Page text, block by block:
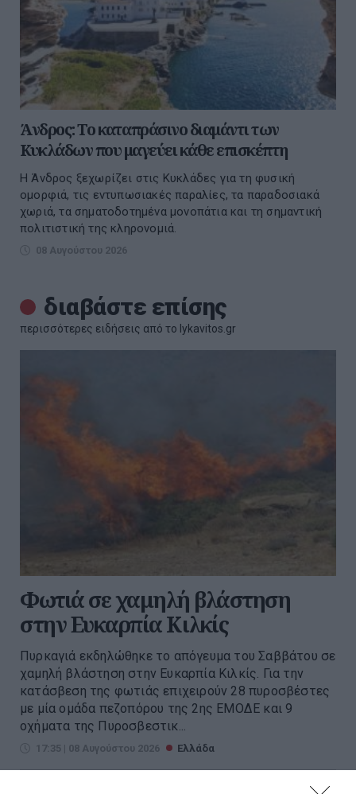
Άνδρος: Το καταπράσινο διαμάντι των
Κυκλάδων που μαγεύει κάθε επισκέπτη
Η Άνδρος ξεχωρίζει στις Κυκλάδες για τη φυσική
ομορφιά, τις εντυπωσιακές παραλίες, τα παραδοσιακά
χωριά, τα σηματοδοτημένα μονοπάτια και τη σημαντική
πολιτιστική της κληρονομιά.
08 Αυγούστου 2026
διαβάστε επίσης
περισσότερες ειδήσεις από το lykavitos.gr
Φωτιά σε χαμηλή βλάστηση
στην Ευκαρπία Κιλκίς
Πυρκαγιά εκδηλώθηκε το απόγευμα του Σαββάτου σε
χαμηλή βλάστηση στην Ευκαρπία Κιλκίς. Για την
κατάσβεση της φωτιάς επιχειρούν 28 πυροσβέστες
με μία ομάδα πεζοπόρου της 2ης ΕΜΟΔΕ και 9
οχήματα της Πυροσβεστικ...
17:35 | 08 Αυγούστου 2026 Ελλάδα